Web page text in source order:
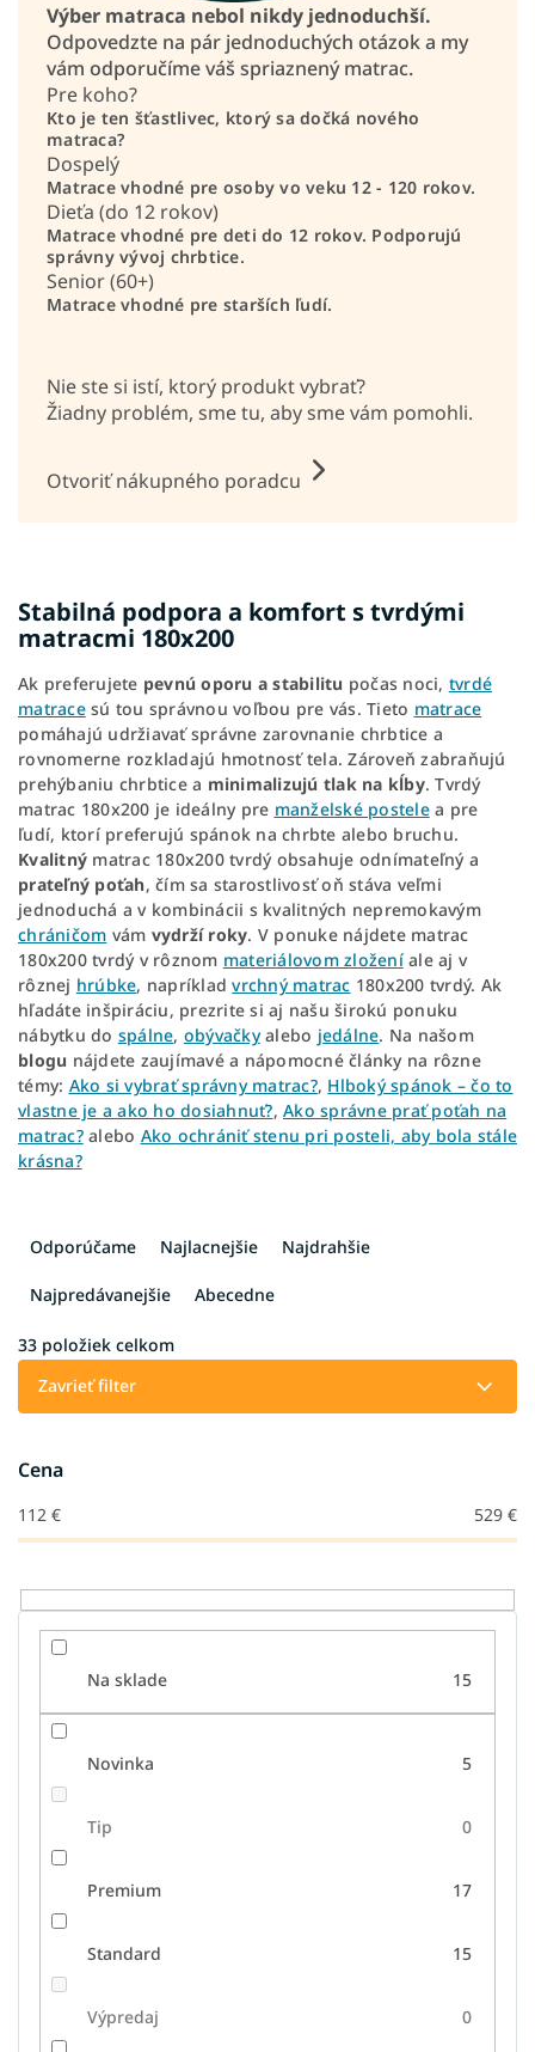
Výber matraca nebol nikdy jednoduchší.
Odpovedzte na pár jednoduchých otázok a my
vám odporučíme váš spriaznený matrac.
Pre koho?
Kto je ten šťastlivec, ktorý sa dočká nového
matraca?
Dospelý
Matrace vhodné pre osoby vo veku 12 - 120 rokov.
Dieťa (do 12 rokov)
Matrace vhodné pre deti do 12 rokov. Podporujú
správny vývoj chrbtice.
Senior (60+)
Matrace vhodné pre starších ľudí.
Nie ste si istí, ktorý produkt vybrať?
Žiadny problém, sme tu, aby sme vám pomohli.
Otvoriť nákupného poradcu
Stabilná podpora a komfort s tvrdými
matracmi 180x200
Ak preferujete pevnú oporu a stabilitu počas noci, tvrdé
matracesú tou správnou voľbou pre vás. Tieto matrace
pomáhajú udržiavať správne zarovnanie chrbtice a
rovnomerne rozkladajú hmotnosť tela. Zároveň zabraňujú
prehýbaniu chrbtice a minimalizujú tlak na kĺby. Tvrdý
matrac 180x200 je ideálny pre manželské postelea pre
ľudí, ktorí preferujú spánok na chrbte alebo bruchu.
Kvalitný matrac 180x200 tvrdý obsahuje odnímateľný a
prateľný poťah, čím sa starostlivosť oň stáva veľmi
jednoduchá a v kombinácii s kvalitných nepremokavým
chráničom vám vydrží roky. V ponuke nájdete matrac
180x200 tvrdý v rôznom materiálovom zloženíale aj v
rôznej hrúbke, napríkladvrchný matrac 180x200 tvrdý. Ak
hľadáte inšpiráciu, prezrite si aj našu širokú ponuku
nábytku do spálne, obývačkyalebo jedálne. Na našom
blogu nájdete zaujímavé a nápomocné články na rôzne
témy: Ako si vybrať správny matrac?, Hlboký spánok – čo to
vlastne je a ako ho dosiahnuť?, Ako správne prať poťah na
matrac?alebo Ako ochrániť stenu pri posteli, aby bola stále
krásna?
a
i
d
u
k
o
v
Odporúčame Najlacnejšie Najdrahšie
Najpredávanejšie Abecedne
33 položiek celkom
Zavrieť filter
Cena
112 € 529 €
Na sklade 15
Novinka 5
Tip 0
Premium 17
Standard 15
Výpredaj 0